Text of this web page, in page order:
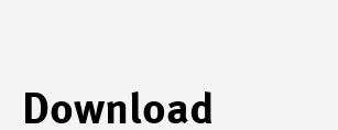
Download